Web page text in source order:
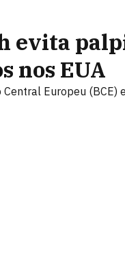
evita
nos EUA
Europeu (BCE)